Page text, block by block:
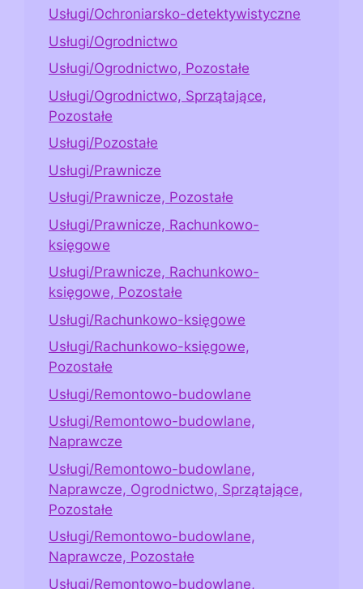
Usługi/Ochroniarsko-detektywistyczne
Usługi/Ogrodnictwo
Usługi/Ogrodnictwo, Pozostałe
Usługi/Ogrodnictwo, Sprzątające,
Pozostałe
Usługi/Pozostałe
Usługi/Prawnicze
Usługi/Prawnicze, Pozostałe
Usługi/Prawnicze, Rachunkowo-
księgowe
Usługi/Prawnicze, Rachunkowo-
księgowe, Pozostałe
Usługi/Rachunkowo-księgowe
Usługi/Rachunkowo-księgowe,
Pozostałe
Usługi/Remontowo-budowlane
Usługi/Remontowo-budowlane,
Naprawcze
Usługi/Remontowo-budowlane,
Naprawcze, Ogrodnictwo, Sprzątające,
Pozostałe
Usługi/Remontowo-budowlane,
Naprawcze, Pozostałe
Usługi/Remontowo-budowlane,